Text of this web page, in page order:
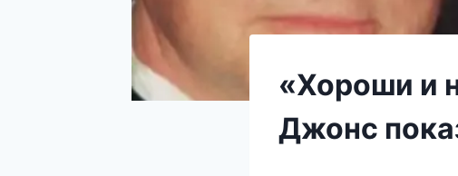
«Хороши и
Джонс